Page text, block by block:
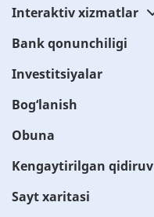
Interaktiv xizmatlar
Bank qonunchiligi
Investitsiyalar
Bog‘lanish
Obuna
Kengaytirilgan qidiruv
Sayt xaritasi